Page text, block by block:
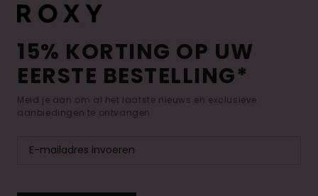
15% KORTING OP UW
EERSTE BESTELLING*
Meld je aan om al het laatste nieuws en exclusieve
aanbiedingen te ontvangen.